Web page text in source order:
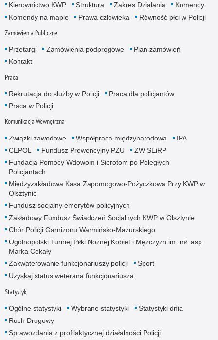
Kierownictwo KWP Struktura Zakres Działania
Komendy
Komendy na mapie
Prawa człowieka Równość płci w Policji
Zamówienia Publiczne
Przetargi Zamówienia podprogowe
Plan zamówień
Kontakt
Praca
Rekrutacja do służby w Policji
Praca dla policjantów
Praca w Policji
Komunikacja Wewnętrzna
Związki zawodowe Współpraca międzynarodowa
IPA
CEPOL
Fundusz Prewencyjny PZU
ZW SEiRP
Fundacja Pomocy Wdowom i Sierotom po Poległych
Policjantach
Międzyzakładowa Kasa Zapomogowo-Pożyczkowa Przy KWP w
Olsztynie
Fundusz socjalny emerytów policyjnych
Zakładowy Fundusz Świadczeń Socjalnych KWP w Olsztynie
Chór Policji Garnizonu Warmińsko-Mazurskiego
Ogólnopolski Turniej Piłki Nożnej Kobiet i Mężczyzn im. mł. asp.
Marka Cekały
Zakwaterowanie funkcjonariuszy policji
Sport
Uzyskaj status weterana funkcjonariusza
Statystyki
Ogólne statystyki Wybrane statystyki
Statystyki dnia
Ruch Drogowy
Sprawozdania z profilaktycznej działalności Policji